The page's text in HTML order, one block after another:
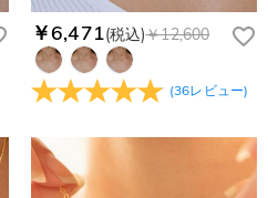
￥6,471(税込)￥12,600
(36レビュー)